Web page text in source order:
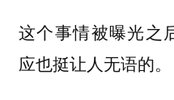
这个事情被曝光之
应也挺让人无语的。